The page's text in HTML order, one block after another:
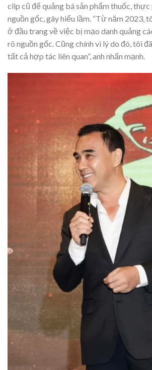
clip cũ để quảng bá sản phẩm thuốc,
nguồn gốc, gây hiểu lầm. “Từ năm 2023,
ở đầu trang về việc bị mạo danh quảng
rõ nguồn gốc. Cũng chính vì lý do đó, tôi
tất cả hợp tác liên quan”, anh nhấn mạnh.